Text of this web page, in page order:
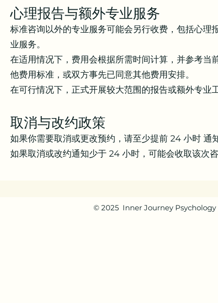
心理报告与额外专业服务
标准咨询以外的专业服务可能会另行收费，包括心
业服务。
在适用情况下，费用会根据所需时间计算，并参考
他费用标准，或双方事先已同意其他费用安排。
在可行情况下，正式开展较大范围的报告或额外专
取消与改约政策
如果你需要取消或更改预约，请至少提前 24 小时 通
如果取消或改约通知少于 24 小时，可能会收取该次
© 2025 Inner Journey Psychology